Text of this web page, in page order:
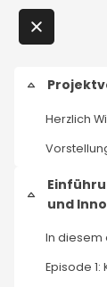
Home
Meine
News
Einklappen
Einklappen
und
Direkt zu -